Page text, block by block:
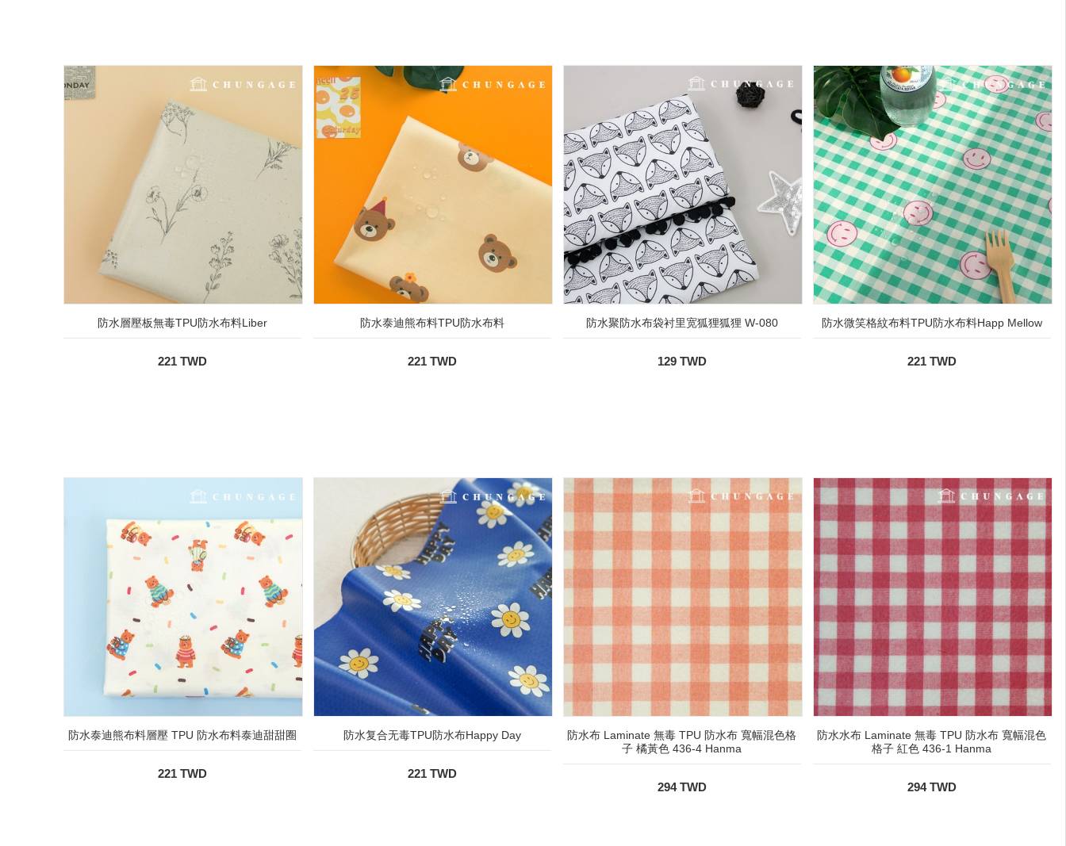
防水層壓板無毒TPU防水布料Liber
221 TWD
防水泰迪熊布料TPU防水布料
221 TWD
防水聚防水布袋衬里宽狐狸狐狸 W-080
129 TWD
防水微笑格紋布料TPU防水布料Happ Mellow
221 TWD
防水泰迪熊布料層壓 TPU 防水布料泰迪甜甜圈
221 TWD
防水复合无毒TPU防水布Happy Day
221 TWD
防水布 Laminate 無毒 TPU 防水布 寬幅混色格
子 橘黃色 436-4 Hanma
294 TWD
防水水布 Laminate 無毒 TPU 防水布 寬幅混色
格子 紅色 436-1 Hanma
294 TWD